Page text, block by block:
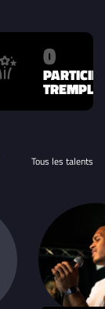
0
Tous les talents